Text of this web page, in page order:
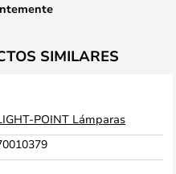
SIMILARES
POINT Lámparas